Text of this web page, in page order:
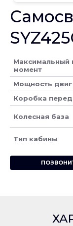
Максимальный
момент
Мощность
Коробка
Колесная база
Тип кабины